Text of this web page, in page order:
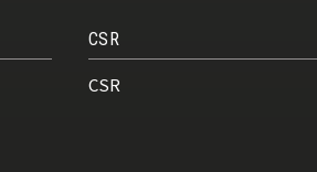
CSR
CSR